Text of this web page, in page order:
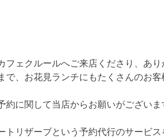
フェクルールへご来店くださり、あり
で、お花見ランチにもたくさんのお
約に関して当店からお願いがございま
トリザーブという予約代行のサービ